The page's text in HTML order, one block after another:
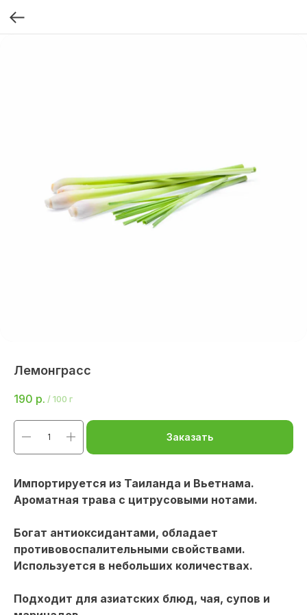
Лемонграсс
190 р. / 100 г
Заказать
Импортируется из Таиланда и Вьетнама.
Ароматная трава с цитрусовыми нотами.
Богат антиоксидантами, обладает
противовоспалительными свойствами.
Используется в небольших количествах.
Подходит для азиатских блюд, чая, супов и